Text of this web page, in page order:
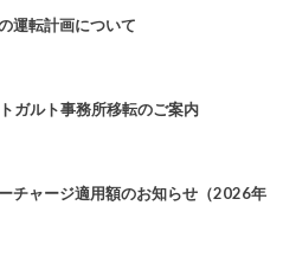
運転計画について
ガルト事務所移転のご案内
チャージ適用額のお知らせ（2026年